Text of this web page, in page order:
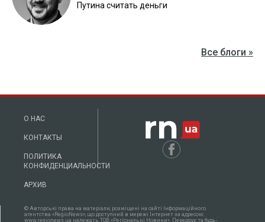
Путина считать деньги
Все блоги »
О НАС
КОНТАКТЫ
ПОЛИТИКА
КОНФИДЕНЦИАЛЬНОСТИ
АРХИВ
© Авторські права на матеріали, розміщені на сайті Інформаційного
агентства «RegioNews», що доступний в мережі Інтернет за адресою:
www.regionews.ua належать ТОВ «Регіональні Новини». Передрук та будь-